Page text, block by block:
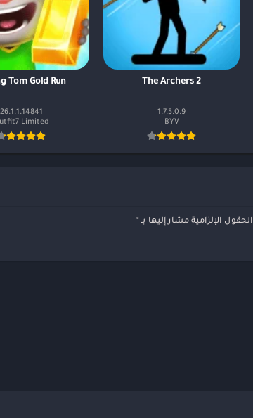
The Archers 2
1.7.5.0.9
BYV
Tom Gold Run
26.1.1.14841
Limited
الحقول الإلزامية مشار إليها بـ *